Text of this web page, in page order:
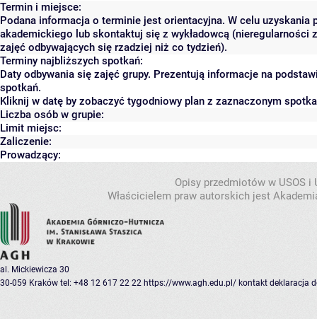
Termin i miejsce:
Podana informacja o terminie jest orientacyjna. W celu
akademickiego lub skontaktuj się z wykładowcą (nieregularności
zajęć odbywających się rzadziej niż co tydzień).
Terminy najbliższych spotkań:
Daty odbywania się zajęć grupy. Prezentują informacje na
spotkań.
Kliknij w datę by zobaczyć tygodniowy plan z zaznaczonym
Liczba osób w grupie:
Limit miejsc:
Zaliczenie:
Prowadzący:
Opisy przedmiotów w USOS
Właścicielem praw autorskich jest
al. Mickiewicza 30
30-059 Kraków tel: +48 12 617 22 22 https://www.agh.edu.pl/ kontakt deklaracja